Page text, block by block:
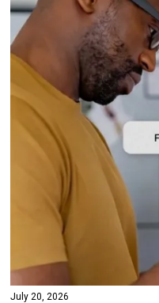
July 20, 2026